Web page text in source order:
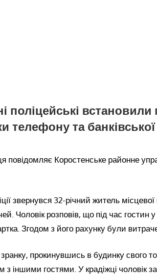
поліцейські
телефону та
Коростенське районне
звернувся 32-річний житель
Чоловік розповів, що під час гостин
Згодом з його рахунку були
прокинувшись в будинку свого
з іншими гостями. У крадіжці чоловік